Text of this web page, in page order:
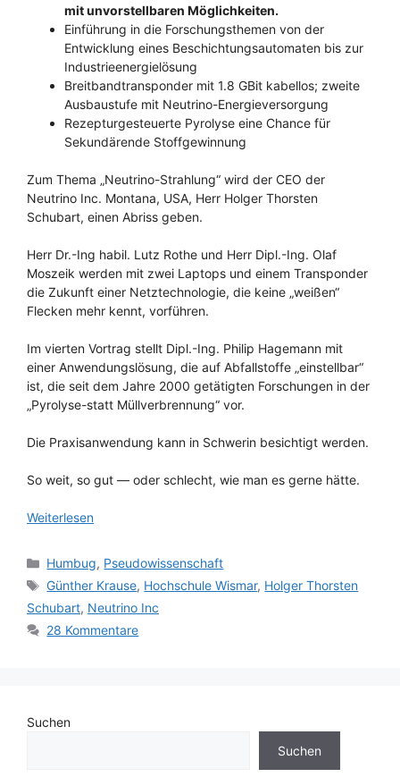
mit unvorstellbaren Möglichkeiten.
Einführung in die Forschungsthemen von der
Entwicklung eines Beschichtungsautomaten bis zur
Industrieenergielösung
Breitbandtransponder mit 1.8 GBit kabellos; zweite
Ausbaustufe mit Neutrino-Energieversorgung
Rezepturgesteuerte Pyrolyse eine Chance für
Sekundärende Stoffgewinnung
Zum Thema „Neutrino-Strahlung“ wird der CEO der
Neutrino Inc. Montana, USA, Herr Holger Thorsten
Schubart, einen Abriss geben.
Herr Dr.-Ing habil. Lutz Rothe und Herr Dipl.-Ing. Olaf
Moszeik werden mit zwei Laptops und einem Transponder
die Zukunft einer Netztechnologie, die keine „weißen“
Flecken mehr kennt, vorführen.
Im vierten Vortrag stellt Dipl.-Ing. Philip Hagemann mit
einer Anwendungslösung, die auf Abfallstoffe „einstellbar“
ist, die seit dem Jahre 2000 getätigten Forschungen in der
„Pyrolyse-statt Müllverbrennung“ vor.
Die Praxisanwendung kann in Schwerin besichtigt werden.
So weit, so gut — oder schlecht, wie man es gerne hätte.
Weiterlesen
Kategorien
Humbug, Pseudowissenschaft
Schlagwörter
Günther Krause, Hochschule Wismar, Holger Thorsten
Schubart, Neutrino Inc
28 Kommentare
Suchen
Suchen